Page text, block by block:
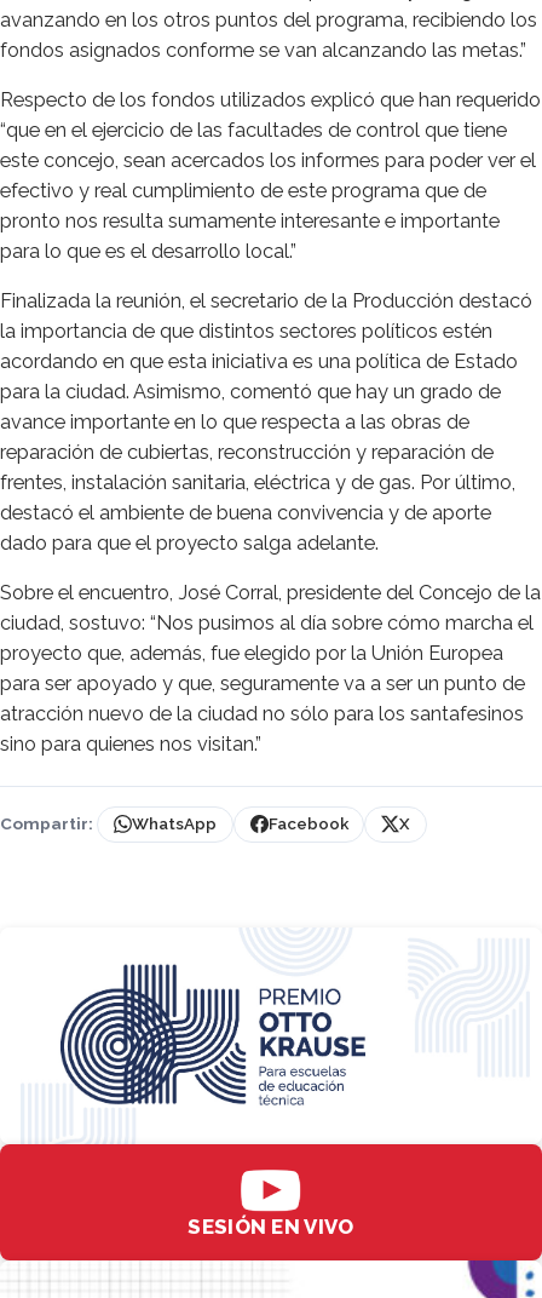
avanzando en los otros puntos del programa, recibiendo los
fondos asignados conforme se van alcanzando las metas.”
Respecto de los fondos utilizados explicó que han requerido
“que en el ejercicio de las facultades de control que tiene
este concejo, sean acercados los informes para poder ver el
efectivo y real cumplimiento de este programa que de
pronto nos resulta sumamente interesante e importante
para lo que es el desarrollo local.”
Finalizada la reunión, el secretario de la Producción destacó
la importancia de que distintos sectores políticos estén
acordando en que esta iniciativa es una política de Estado
para la ciudad. Asimismo, comentó que hay un grado de
avance importante en lo que respecta a las obras de
reparación de cubiertas, reconstrucción y reparación de
frentes, instalación sanitaria, eléctrica y de gas. Por último,
destacó el ambiente de buena convivencia y de aporte
dado para que el proyecto salga adelante.
Sobre el encuentro, José Corral, presidente del Concejo de la
ciudad, sostuvo: “Nos pusimos al día sobre cómo marcha el
proyecto que, además, fue elegido por la Unión Europea
para ser apoyado y que, seguramente va a ser un punto de
atracción nuevo de la ciudad no sólo para los santafesinos
sino para quienes nos visitan.”
Compartir: WhatsApp Facebook X
SESIÓN EN VIVO